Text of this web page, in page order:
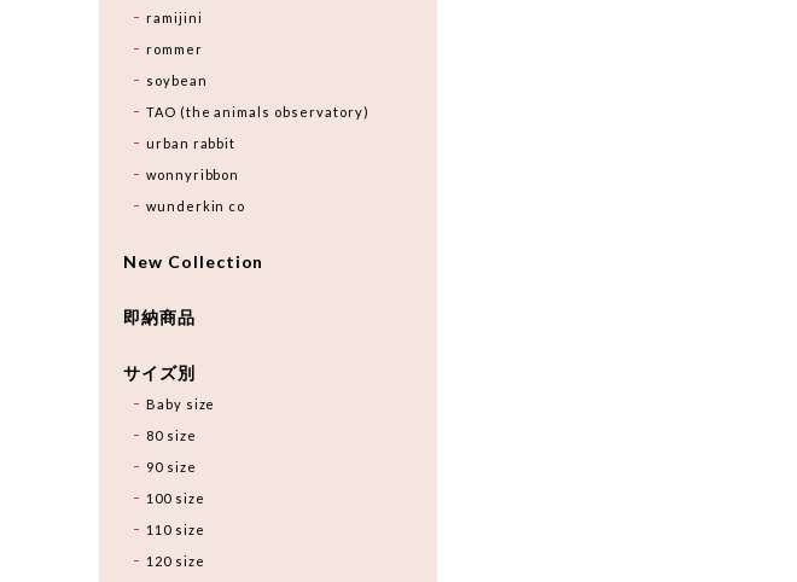
ramijini
rommer
soybean
TAO (the animals observatory)
urban rabbit
wonnyribbon
wunderkin co
New Collection
即納商品
サイズ別
Baby size
80 size
90 size
100 size
110 size
120 size